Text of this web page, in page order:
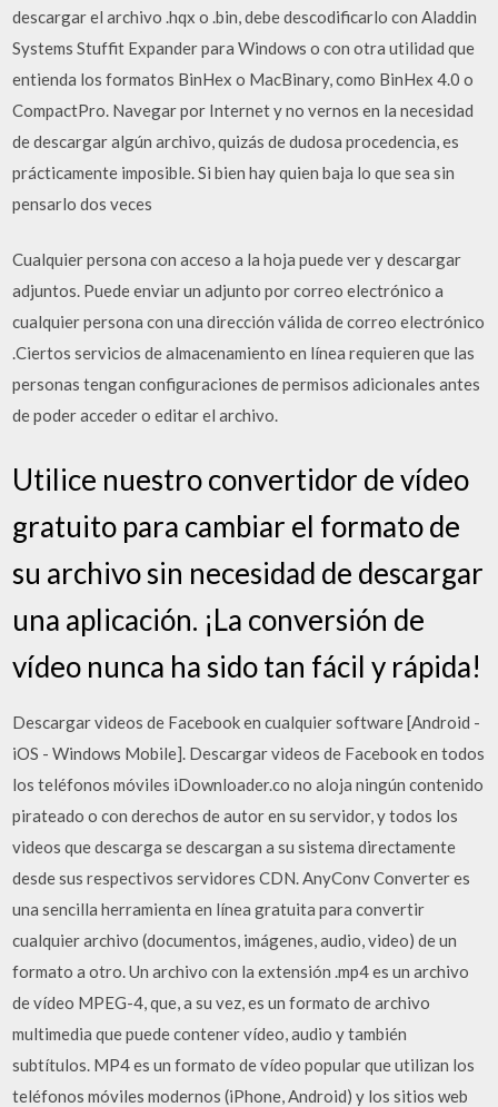
descargar el archivo .hqx o .bin, debe descodificarlo con Aladdin
Systems Stuffit Expander para Windows o con otra utilidad que
entienda los formatos BinHex o MacBinary, como BinHex 4.0 o
CompactPro. Navegar por Internet y no vernos en la necesidad
de descargar algún archivo, quizás de dudosa procedencia, es
prácticamente imposible. Si bien hay quien baja lo que sea sin
pensarlo dos veces
Cualquier persona con acceso a la hoja puede ver y descargar
adjuntos. Puede enviar un adjunto por correo electrónico a
cualquier persona con una dirección válida de correo electrónico
.Ciertos servicios de almacenamiento en línea requieren que las
personas tengan configuraciones de permisos adicionales antes
de poder acceder o editar el archivo.
Utilice nuestro convertidor de vídeo
gratuito para cambiar el formato de
su archivo sin necesidad de descargar
una aplicación. ¡La conversión de
vídeo nunca ha sido tan fácil y rápida!
Descargar videos de Facebook en cualquier software [Android -
iOS - Windows Mobile]. Descargar videos de Facebook en todos
los teléfonos móviles iDownloader.co no aloja ningún contenido
pirateado o con derechos de autor en su servidor, y todos los
videos que descarga se descargan a su sistema directamente
desde sus respectivos servidores CDN. AnyConv Converter es
una sencilla herramienta en línea gratuita para convertir
cualquier archivo (documentos, imágenes, audio, video) de un
formato a otro. Un archivo con la extensión .mp4 es un archivo
de vídeo MPEG-4, que, a su vez, es un formato de archivo
multimedia que puede contener vídeo, audio y también
subtítulos. MP4 es un formato de vídeo popular que utilizan los
teléfonos móviles modernos (iPhone, Android) y los sitios web